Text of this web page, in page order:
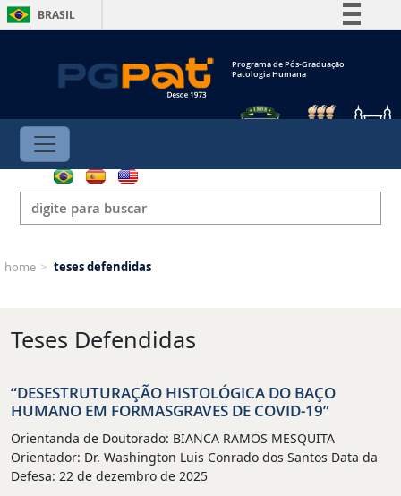
BRASIL
Comunica BR
Acesso à informação
Programa de Pós-Graduação
Patologia Humana
home > teses defendidas
Teses Defendidas
“DESESTRUTURAÇÃO HISTOLÓGICA DO BAÇO
HUMANO EM FORMASGRAVES DE COVID-19”
Orientanda de Doutorado: BIANCA RAMOS MESQUITA
Orientador: Dr. Washington Luis Conrado dos Santos Data da
Defesa: 22 de dezembro de 2025